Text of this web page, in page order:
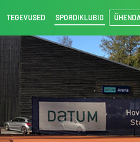
TEGEVUSED SPORDIKLUBID